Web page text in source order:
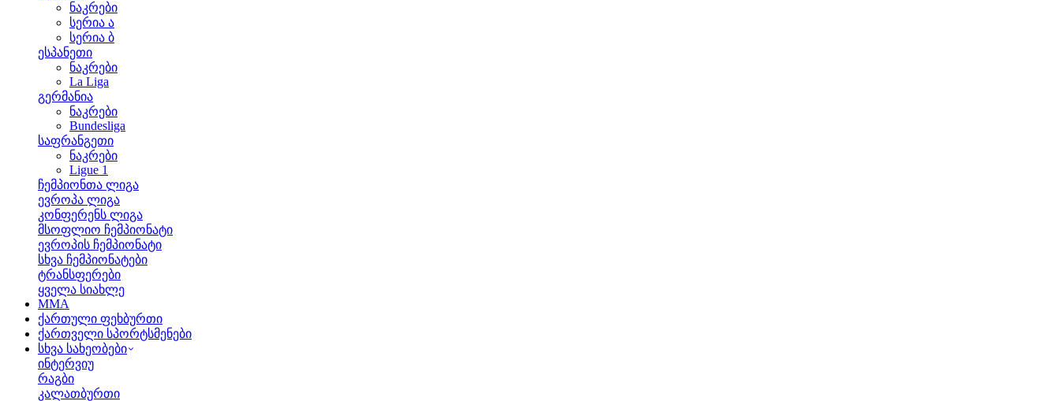
ნაკრები
სერია ა
სერია ბ
ესპანეთი
ნაკრები
La Liga
გერმანია
ნაკრები
Bundesliga
საფრანგეთი
ნაკრები
Ligue 1
ჩემპიონთა ლიგა
ევროპა ლიგა
კონფერენს ლიგა
მსოფლიო ჩემპიონატი
ევროპის ჩემპიონატი
სხვა ჩემპიონატები
ტრანსფერები
ყველა სიახლე
MMA
ქართული ფეხბურთი
ქართველი სპორტსმენები
სხვა სახეობები
ინტერვიუ
რაგბი
კალათბურთი